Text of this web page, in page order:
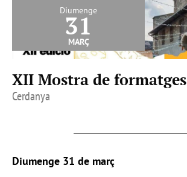
Diumenge
31
març
XII Mostra de formatges
Cerdanya
Diumenge 31 de març